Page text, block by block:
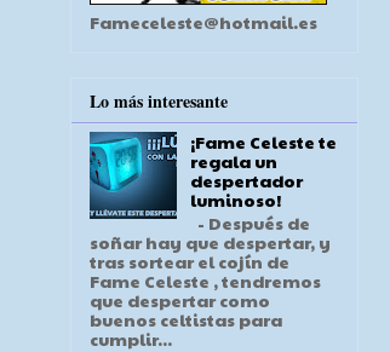
Fameceleste@hotmail.es
Lo más interesante
¡Fame Celeste te
regala un
despertador
luminoso!
- Después de
soñar hay que despertar, y
tras sortear el cojín de
Fame Celeste , tendremos
que despertar como
buenos celtistas para
cumplir...